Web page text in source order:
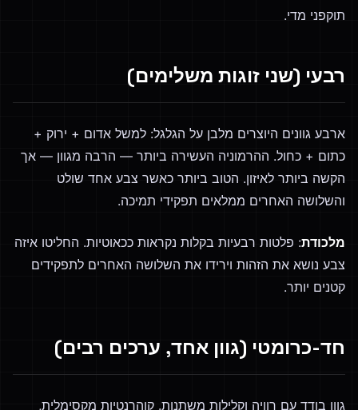
תוקפני מדי.
רבעי (שני זוגות משלימים)
ארבע גוונים היוצרים מלבן על הגלגל: למשל אדום + ירוק +
כתום + כחול. ההרמוניה העשירה ביותר — הרבה מגוון — אך
הקשה ביותר לאיזון. הטוב ביותר כאשר צבע אחד שולט
והשלושה האחרים ממלאים תפקידי תמיכה.
מלכודת: פלטות רבעיות בקלות נקראות ככאוטיות. החליטו איזה
צבע נושא את הזהות וירידו את השלושה האחרים לתפקידים
קטנים יותר.
חד-כרומטי (גוון אחד, ערכים רבים)
גוון בודד עם רוויה וקלילות משתנות. קוהרנטיות מקסימלית,